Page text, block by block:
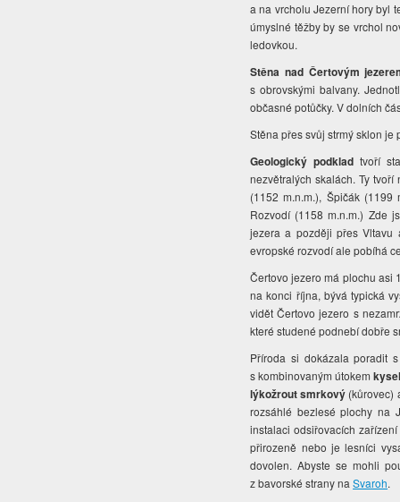
a na vrcholu Jezerní hory byl
úmyslné těžby by se vrchol
ledovkou.
Stěna nad Čertovým
s obrovskými balvany.
občasné potůčky. V dolních
Stěna přes svůj strmý sklon je
Geologický podklad tvoří
nezvětralých skalách. Ty
(1152 m.n.m.), Špičák
Rozvodí (1158 m.n.m.) Zde
jezera a později přes Vltavu
evropské rozvodí ale pobíhá
Čertovo jezero má plochu asi
na konci října, bývá typická
vidět Čertovo jezero s
které studené podnebí dobře
Příroda si dokázala poradit
s kombinovaným útokem
lýkožrout smrkový (kůrovec)
rozsáhlé bezlesé plochy na
instalaci odsiřovacích
přirozeně nebo je lesníci
dovolen. Abyste se mohli
z bavorské strany naSvaroh.